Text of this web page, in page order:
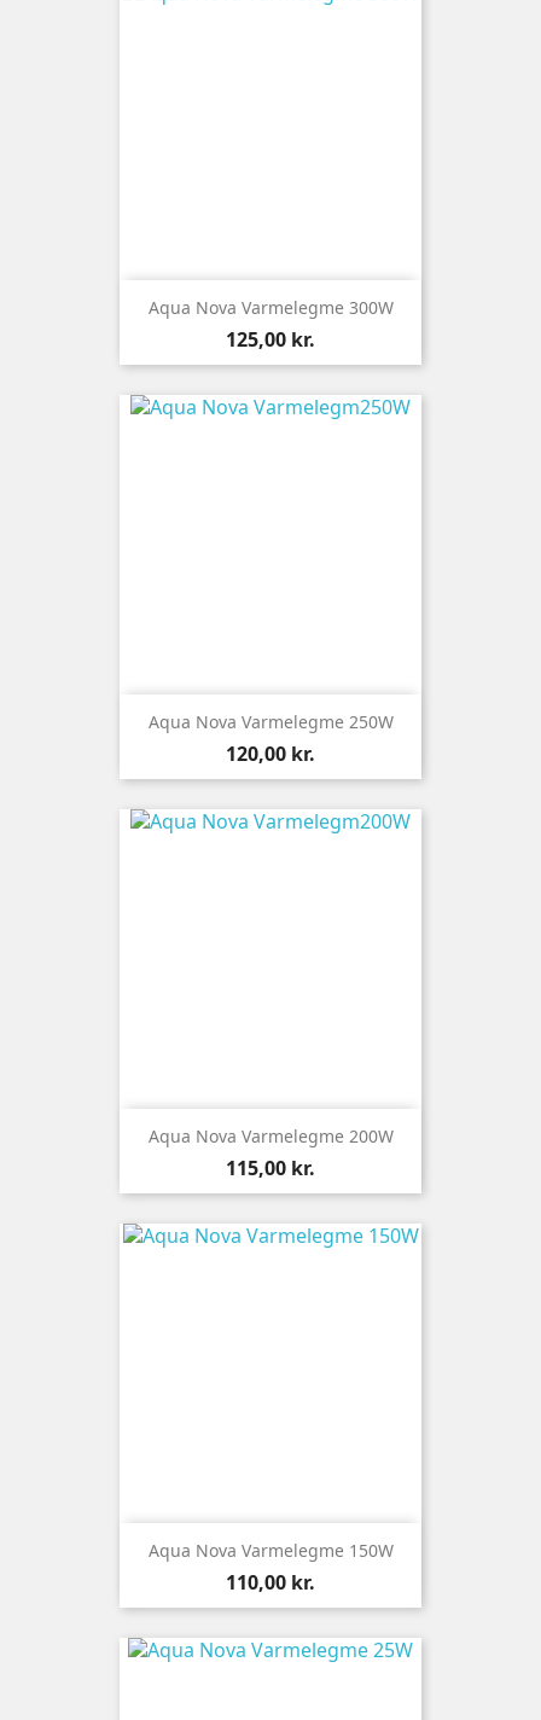
Aqua Nova Varmelegme 300W
Pris
125,00 kr.
Aqua Nova Varmelegme 250W
Pris
120,00 kr.
Aqua Nova Varmelegme 200W
Pris
115,00 kr.
Aqua Nova Varmelegme 150W
Pris
110,00 kr.